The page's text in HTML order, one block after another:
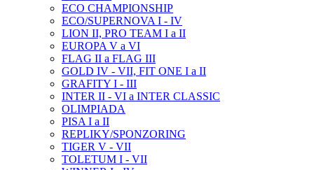
ECO CHAMPIONSHIP
ECO/SUPERNOVA I - IV
LION II, PRO TEAM I a II
EUROPA V a VI
FLAG II a FLAG III
GOLD IV - VII, FIT ONE I a II
GRAFITY I - III
INTER II - VI a INTER CLASSIC
OLIMPIADA
PISA I a II
REPLIKY/SPONZORING
TIGER V - VII
TOLETUM I - VII